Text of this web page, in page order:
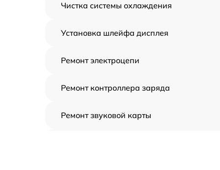
Чистка системы охлаждения
Установка шлейфа дисплея
Ремонт электроцепи
Ремонт контроллера заряда
Ремонт звуковой карты